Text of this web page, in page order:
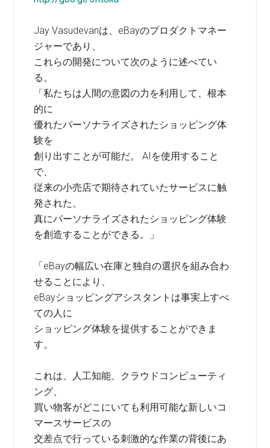
Jay Vasudevanは、eBayのプロダクトマネー
ジャーであり、
これらの開発について次のように述べてい
る。
「私たちは人間の意図の力を利用して、根本
的に
優れたパーソナライズされたショッピング体
験を
創り出すことが可能だ。 AIを使用すること
で、
従来の小売店で期待されていたサービスに触
発された、
真にパーソナライズされたショッピング体験
を創造することができる。」
「eBayの幅広い在庫と独自の選択を組み合わ
せることにより、
eBayショッピングアシスタントは事実上すべ
ての人に
ショッピング体験を提供することができま
す。
これは、人工知能、クラウドコンピューティ
ング、
買い物客がどこにいても利用可能な新しいコ
マースサービスの
交差点で行っている刺激的な作業の背後にあ